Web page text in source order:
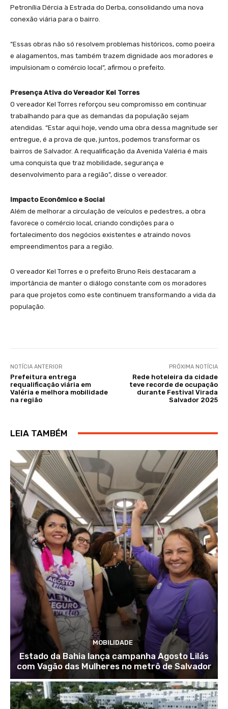
Petronília Dércia à Estrada do Derba, consolidando uma nova
conexão viária para o bairro.
“Essas obras não só resolvem problemas históricos, como poeira
e alagamentos, mas também trazem dignidade aos moradores e
impulsionam o comércio local”, afirmou o prefeito.
Presença Ativa do Vereador Kel Torres
O vereador Kel Torres reforçou seu compromisso em continuar
trabalhando para que as demandas da população sejam
atendidas. “Estar aqui hoje, vendo uma obra dessa magnitude ser
entregue, é a prova de que, juntos, podemos transformar os
bairros de Salvador. A requalificação da Avenida Valéria é mais
uma conquista que traz mobilidade, segurança e
desenvolvimento para a região”, disse o vereador.
Impacto Econômico e Social
Além de melhorar a circulação de veículos e pedestres, a obra
favorece o comércio local, criando condições para o
fortalecimento dos negócios existentes e atraindo novos
empreendimentos para a região.
O vereador Kel Torres e o prefeito Bruno Reis destacaram a
importância de manter o diálogo constante com os moradores
para que projetos como este continuem transformando a vida da
população.
NOTÍCIA ANTERIOR
Prefeitura entrega
requalificação viária em
Valéria e melhora mobilidade
na região
PRÓXIMA NOTÍCIA
Rede hoteleira da cidade
teve recorde de ocupação
durante Festival Virada
Salvador 2025
LEIA TAMBÉM
MOBILIDADE
Estado da Bahia lança campanha Agosto Lilás
com Vagão das Mulheres no metrô de Salvador